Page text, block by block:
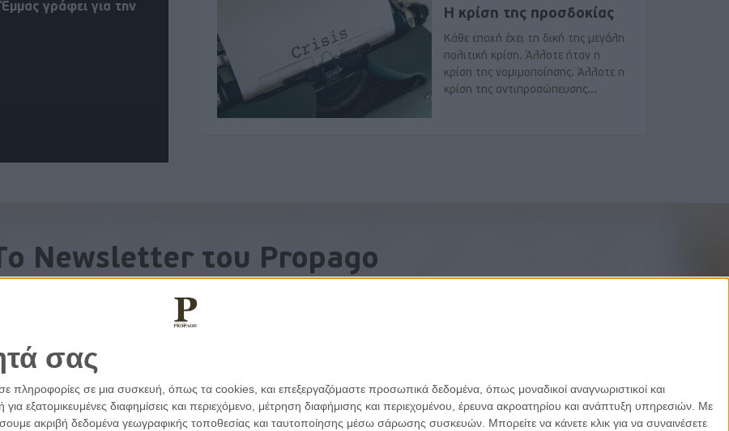
σας
πληροφορίες σε μια συσκευή, όπως τα cookies, και επεξεργαζόμαστε προσωπικά δεδομένα, όπως μοναδικοί αναγνωριστικοί και
διαφημίσεις και περιεχόμενο, μέτρηση διαφήμισης και περιεχομένου, έρευνα ακροατηρίου και ανάπτυξη υπηρεσιών. Με
ακριβή δεδομένα γεωγραφικής τοποθεσίας και ταυτοποίησης μέσω σάρωσης συσκευών. Μπορείτε να κάνετε κλικ για να συναινέσετε
γράφει για την
Η κρίση της προσδοκίας
Κάθε εποχή έχει τη δική της μεγάλη
πολιτική κρίση. Άλλοτε ήταν η
κρίση της νομιμοποίησης. Άλλοτε η
κρίση της αντιπροσώπευσης...
Newsletter του Propago
Λάβετε την ανάλυση της ημέρας στο email σας